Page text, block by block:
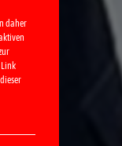
daher
Link